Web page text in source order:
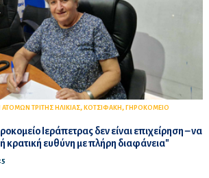
ΤΡΙΤΗΣ ΗΛΙΚΙΑΣ, ΚΟΤΣΙΦΑΚΗ , ΓΗΡΟΚΟΜΕΙΟ
Ιεράπετρας δεν είναι επιχείρηση – να
κρατική ευθύνη με πλήρη διαφάνεια"